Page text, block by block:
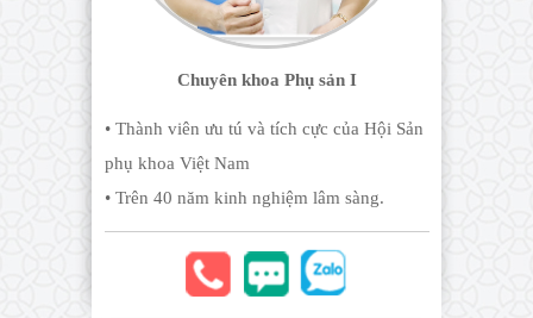
Chuyên khoa Phụ sản I
• Thành viên ưu tú và tích cực của Hội Sản
phụ khoa Việt Nam
• Trên 40 năm kinh nghiệm lâm sàng.